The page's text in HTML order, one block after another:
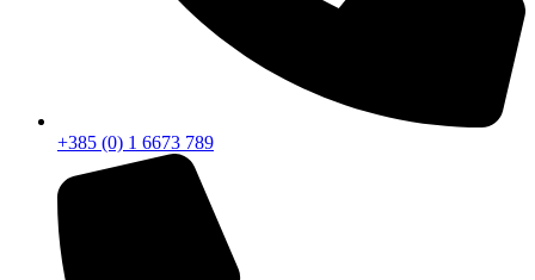
+385 (0) 1 6673 789